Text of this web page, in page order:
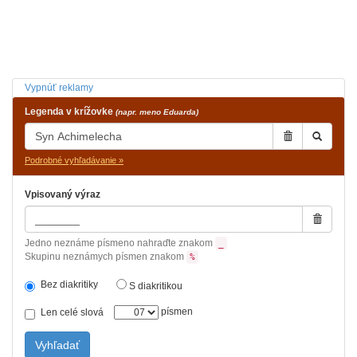
Vypnúť reklamy
Legenda v krížovke (napr. meno Eduarda)
Podrobné vyhľadávanie »
Vpisovaný výraz
Jedno neznáme písmeno nahraďte znakom
Skupinu neznámych písmen znakom %
Bez diakritiky S diakritikou
Len celé slová písmen
Vyhľadať